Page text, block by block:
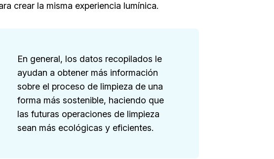
crear la misma experiencia lumínica.
En general, los datos recopilados le
ayudan a obtener más información
sobre el proceso de limpieza de una
forma más sostenible, haciendo que
las futuras operaciones de limpieza
sean más ecológicas y eficientes.